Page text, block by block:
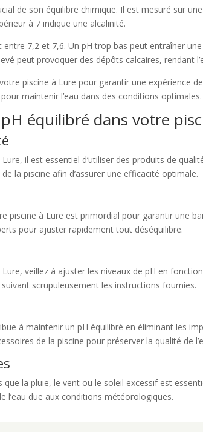
de son équilibre chimique. Il est mesuré sur
à 7 indique une alcalinité.
7,2 et 7,6. Un pH trop bas peut entraîner
peut provoquer des dépôts calcaires, rendant
piscine à Lure pour garantir une expérience
maintenir l’eau dans des conditions optimales.
équilibré dans votre
il est essentiel d’utiliser des produits de
la piscine afin d’assurer une efficacité optimale.
piscine à Lure est primordial pour garantir une
pour ajuster rapidement tout déséquilibre.
veillez à ajuster les niveaux de pH en
scrupuleusement les instructions fournies.
à maintenir un pH équilibré en éliminant les
de la piscine pour préserver la qualité de
la pluie, le vent ou le soleil excessif est
due aux conditions météorologiques.